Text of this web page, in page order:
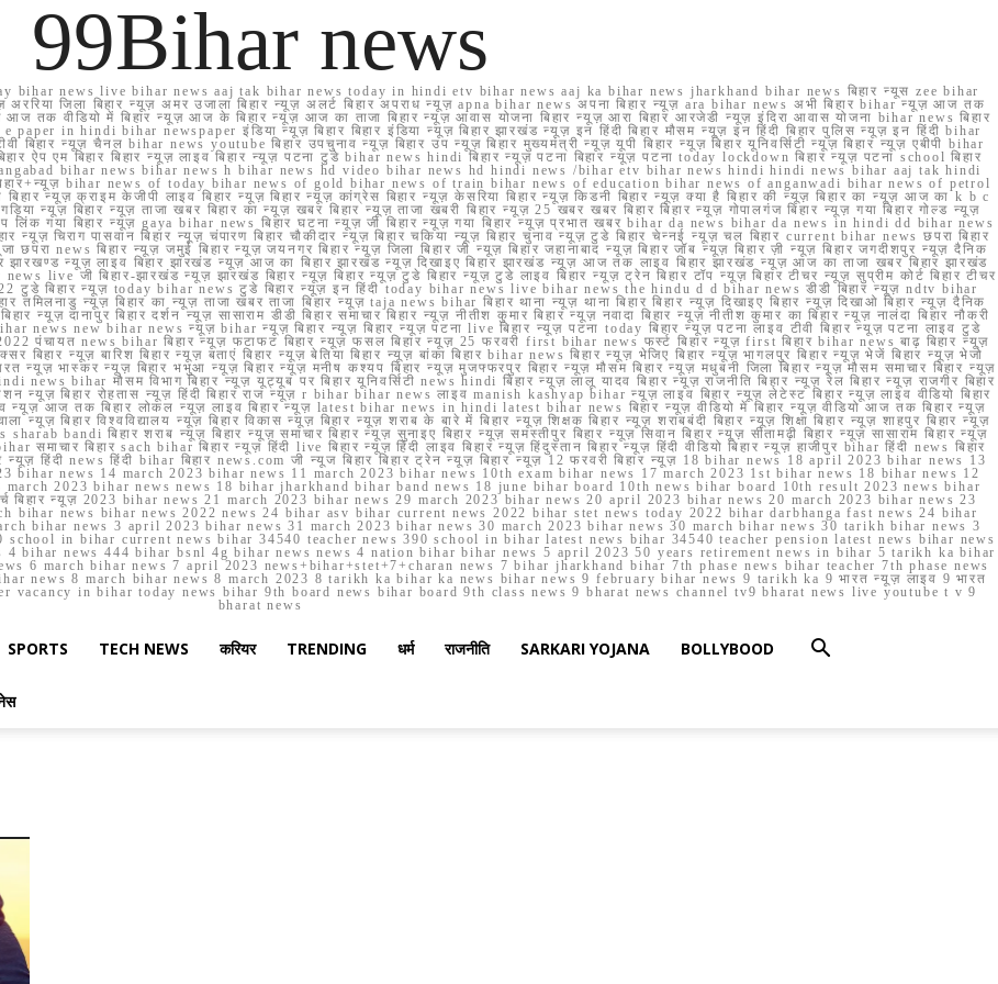
99Bihar news
news live bihar news aaj tak bihar news today in hindi etv bihar news aaj ka bihar news jharkhand bihar news बिहार न्यूस zee bihar
जिला बिहार न्यूज़ अमर उजाला बिहार न्यूज़ अलर्ट बिहार अपराध न्यूज़ apna bihar news अपना बिहार न्यूज़ ara bihar news अभी बिहार bihar न्यूज़ आज तक
वीडियो में बिहार न्यूज़ आज के बिहार न्यूज़ आज का ताजा बिहार न्यूज़ आवास योजना बिहार न्यूज़ आरा बिहार आरजेडी न्यूज़ इंदिरा आवास योजना bihar news बिहार
in hindi bihar newspaper इंडिया न्यूज़ बिहार बिहार इंडिया न्यूज़ बिहार झारखंड न्यूज़ इन हिंदी बिहार मौसम न्यूज़ इन हिंदी बिहार पुलिस न्यूज़ इन हिंदी bihar
बिहार न्यूज़ चैनल bihar news youtube बिहार उपचुनाव न्यूज़ बिहार उप न्यूज़ बिहार मुख्यमंत्री न्यूज़ यूपी बिहार न्यूज़ बिहार यूनिवर्सिटी न्यूज़ बिहार न्यूज़ एबीपी bihar
ऐप एम बिहार बिहार न्यूज़ लाइव बिहार न्यूज़ पटना टुडे bihar news hindi बिहार न्यूज़ पटना बिहार न्यूज़ पटना today lockdown बिहार न्यूज़ पटना school बिहार
bihar news bihar news h bihar news hd video bihar news hd hindi news /bihar etv bihar news hindi hindi news bihar aaj tak hindi
bihar news of today bihar news of gold bihar news of train bihar news of education bihar news of anganwadi bihar news of petrol
न्यूज़ क्राइम केजीपी लाइव बिहार न्यूज़ बिहार न्यूज़ कांग्रेस बिहार न्यूज़ केसरिया बिहार न्यूज़ किडनी बिहार न्यूज़ क्या है बिहार की न्यूज़ बिहार का न्यूज़ आज का k b c
न्यूज़ बिहार न्यूज़ ताजा खबर बिहार का न्यूज़ खबर बिहार न्यूज़ ताजा खबरी बिहार न्यूज़ 25 खबर खबर बिहार बिहार न्यूज़ गोपालगंज बिहार न्यूज़ गया बिहार गोल्ड न्यूज़
लिंक गया बिहार न्यूज़ gaya bihar news बिहार घटना न्यूज़ जी बिहार न्यूज़ गया बिहार न्यूज़ प्रभात खबर bihar da news bihar da news in hindi dd bihar news
न्यूज़ चिराग पासवान बिहार न्यूज़ चंपारण बिहार चौकीदार न्यूज़ बिहार चकिया न्यूज़ बिहार चुनाव न्यूज़ टुडे बिहार चेन्नई न्यूज़ चल बिहार current bihar news छपरा बिहार
news बिहार न्यूज़ जमुई बिहार न्यूज़ जयनगर बिहार न्यूज़ जिला बिहार जी न्यूज़ बिहार जहानाबाद न्यूज़ बिहार जॉब न्यूज़ बिहार ज़ी न्यूज़ बिहार जगदीशपुर न्यूज़ दैनिक
झारखण्ड न्यूज़ लाइव बिहार झारखंड न्यूज़ आज का बिहार झारखंड न्यूज़ दिखाइए बिहार झारखंड न्यूज़ आज तक लाइव बिहार झारखंड न्यूज़ आज का ताजा खबर बिहार झारखंड
live जी बिहार-झारखंड न्यूज़ झारखंड बिहार न्यूज़ बिहार न्यूज़ टुडे बिहार न्यूज़ टुडे लाइव बिहार न्यूज़ ट्रेन बिहार टॉप न्यूज़ बिहार टीचर न्यूज़ सुप्रीम कोर्ट बिहार टीचर
टुडे बिहार न्यूज़ today bihar news टुडे बिहार न्यूज़ इन हिंदी today bihar news live bihar news the hindu d d bihar news डीडी बिहार न्यूज़ ndtv bihar
तमिलनाडु न्यूज़ बिहार का न्यूज़ ताजा खबर ताजा बिहार न्यूज़ taja news bihar बिहार थाना न्यूज़ थाना बिहार बिहार न्यूज़ दिखाइए बिहार न्यूज़ दिखाओ बिहार न्यूज़ दैनिक
न्यूज़ दानापुर बिहार दर्शन न्यूज़ सासाराम डीडी बिहार समाचार बिहार न्यूज़ नीतीश कुमार बिहार न्यूज़ नवादा बिहार न्यूज़ नीतीश कुमार का बिहार न्यूज़ नालंदा बिहार नौकरी
news new bihar news न्यूज़ bihar न्यूज़ बिहार न्यूज़ बिहार न्यूज़ पटना live बिहार न्यूज़ पटना today बिहार न्यूज़ पटना लाइव टीवी बिहार न्यूज़ पटना लाइव टुडे
पंचायत news bihar बिहार न्यूज़ फटाफट बिहार न्यूज़ फसल बिहार न्यूज़ 25 फरवरी first bihar news फर्स्ट बिहार न्यूज़ first बिहार bihar news बाढ़ बिहार न्यूज़
बिहार न्यूज़ बारिश बिहार न्यूज़ बताएं बिहार न्यूज़ बेतिया बिहार न्यूज़ बांका बिहार bihar news बिहार न्यूज़ भेजिए बिहार न्यूज़ भागलपुर बिहार न्यूज़ भेजें बिहार न्यूज़ भेजो
न्यूज़ भास्कर न्यूज़ बिहार भभुआ न्यूज़ बिहार न्यूज़ मनीष कश्यप बिहार न्यूज़ मुजफ्फरपुर बिहार न्यूज़ मौसम बिहार न्यूज़ मधुबनी जिला बिहार न्यूज़ मौसम समाचार बिहार न्यूज़
news bihar मौसम विभाग बिहार न्यूज़ यूट्यूब पर बिहार यूनिवर्सिटी news hindi बिहार न्यूज़ लालू यादव बिहार न्यूज़ राजनीति बिहार न्यूज़ रेल बिहार न्यूज़ राजगीर बिहार
राशन न्यूज़ बिहार रोहतास न्यूज़ हिंदी बिहार राज न्यूज़ r bihar bihar news लाइव manish kashyap bihar न्यूज़ लाइव बिहार न्यूज़ लेटेस्ट बिहार न्यूज़ लाइव वीडियो बिहार
न्यूज़ आज तक बिहार लोकल न्यूज़ लाइव बिहार न्यूज़ latest bihar news in hindi latest bihar news बिहार न्यूज़ वीडियो में बिहार न्यूज़ वीडियो आज तक बिहार न्यूज़
न्यूज़ बिहार विश्वविद्यालय न्यूज़ बिहार विकास न्यूज़ बिहार न्यूज़ शराब के बारे में बिहार न्यूज़ शिक्षक बिहार न्यूज़ शराबबंदी बिहार न्यूज़ शिक्षा बिहार न्यूज़ शाहपुर बिहार न्यूज़
bandi बिहार शराब न्यूज़ बिहार न्यूज़ समाचार बिहार न्यूज़ सुनाइए बिहार न्यूज़ समस्तीपुर बिहार न्यूज़ सिवान बिहार न्यूज़ सीतामढ़ी बिहार न्यूज़ सासाराम बिहार न्यूज़
बिहार sach bihar बिहार न्यूज़ हिंदी live बिहार न्यूज़ हिंदी लाइव बिहार न्यूज़ हिंदुस्तान बिहार न्यूज़ हिंदी वीडियो बिहार न्यूज़ हाजीपुर bihar हिंदी news बिहार
न्यूज़ हिंदी news हिंदी bihar बिहार news.com जी न्यूज बिहार बिहार ट्रेन न्यूज़ बिहार न्यूज़ 12 फरवरी बिहार न्यूज़ 18 bihar news 18 april 2023 bihar news 13
bihar news 14 march 2023 bihar news 11 march 2023 bihar news 10th exam bihar news 17 march 2023 1st bihar news 18 bihar news 12
2023 bihar news news 18 bihar jharkhand bihar band news 18 june bihar board 10th news bihar board 10th result 2023 news bihar
बिहार न्यूज़ 2023 bihar news 21 march 2023 bihar news 29 march 2023 bihar news 20 april 2023 bihar news 20 march 2023 bihar news 23
bihar news bihar news 2022 news 24 bihar asv bihar current news 2022 bihar stet news today 2022 bihar darbhanga fast news 24 bihar
bihar news 3 april 2023 bihar news 31 march 2023 bihar news 30 march 2023 bihar news 30 march bihar news 30 tarikh bihar news 3
in bihar current news bihar 34540 teacher news 390 school in bihar latest news bihar 34540 teacher pension latest news bihar news
bihar news 444 bihar bsnl 4g bihar news news 4 nation bihar bihar news 5 april 2023 50 years retirement news in bihar 5 tarikh ka bihar
6 march bihar news 7 april 2023 news+bihar+stet+7+charan news 7 bihar jharkhand bihar 7th phase news bihar teacher 7th phase news
news 8 march bihar news 8 march 2023 8 tarikh ka bihar ka news bihar news 9 february bihar news 9 tarikh ka 9 भारत न्यूज़ लाइव 9 भारत
vacancy in bihar today news bihar 9th board news bihar board 9th class news 9 bharat news channel tv9 bharat news live youtube t v 9
bharat news
SPORTS TECH NEWS करियर TRENDING धर्म राजनीति SARKARI YOJANA BOLLYBOOD